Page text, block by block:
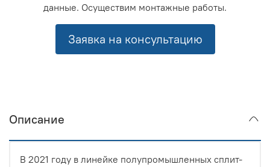
данные. Осуществим монтажные работы.
Заявка на консультацию
Описание
В 2021 году в линейке полупромышленных сплит-